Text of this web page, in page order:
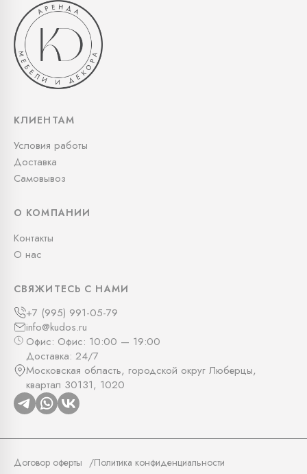
КЛИЕНТАМ
Условия работы
Доставка
Самовывоз
О КОМПАНИИ
Контакты
О нас
СВЯЖИТЕСЬ С НАМИ
+7 (995) 991-05-79
info@kudos.ru
Офис: Офис: 10:00 — 19:00
Доставка: 24/7
Московская область, городской округ Люберцы,
квартал 30131, 1020
Договор оферты Политика конфиденциальности